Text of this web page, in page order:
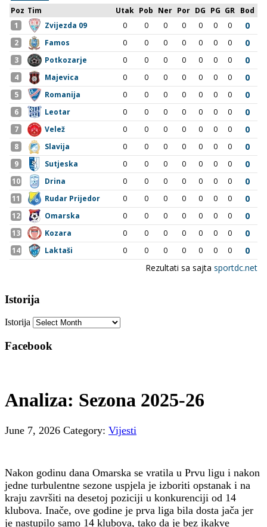
Istorija
Istorija
Facebook
Analiza: Sezona 2025-26
June 7, 2026 Category: Vijesti
Nakon godinu dana Omarska se vratila u Prvu ligu i nakon
jedne turbulentne sezone uspjela je izboriti opstanak i na
kraju završiti na desetoj poziciji u konkurenciji od 14
klubova. Inače, ove godine je prva liga bila dosta jača jer
je nastupilo samo 14 klubova, tako da je bez ikakve